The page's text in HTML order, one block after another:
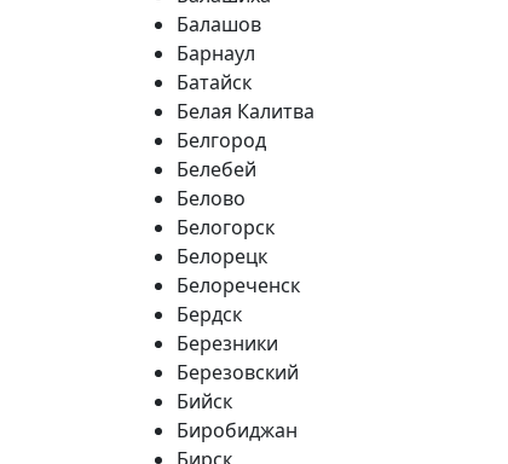
Балашов
Барнаул
Батайск
Белая Калитва
Белгород
Белебей
Белово
Белогорск
Белорецк
Белореченск
Бердск
Березники
Березовский
Бийск
Биробиджан